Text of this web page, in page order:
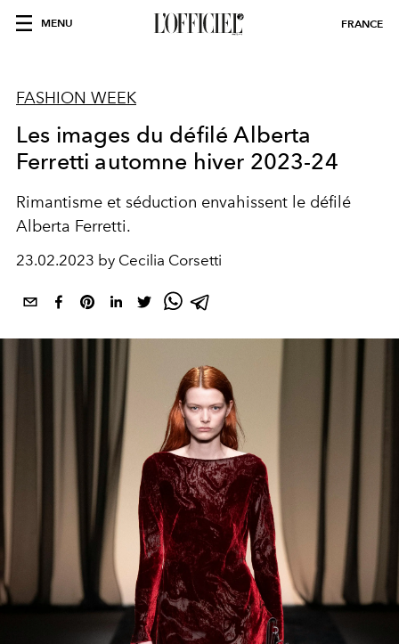
MENU FRANCE
FASHION WEEK
Les images du défilé Alberta
Ferretti automne hiver 2023-24
Rimantisme et séduction envahissent le défilé
Alberta Ferretti.
23.02.2023 by Cecilia Corsetti